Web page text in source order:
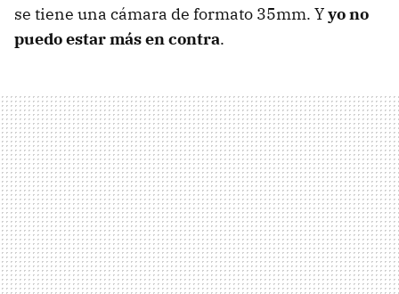
se tiene una cámara de formato 35mm. Yyo no
puedo estar más en contra.